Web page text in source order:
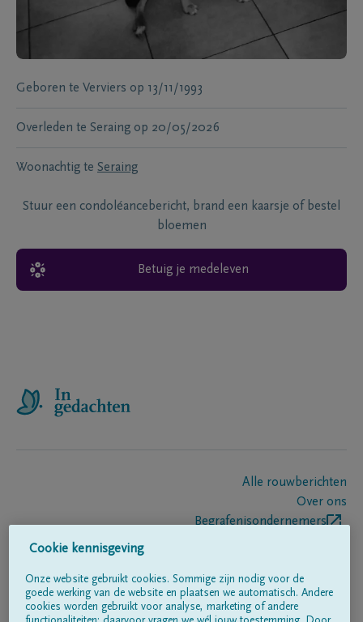
Geboren te Verviers op 13/11/1993
Overleden te Seraing op 20/05/2026
Woonachtig te Seraing
Stuur een condoléancebericht, brand een kaarsje of bestel
bloemen
Betuig je medeleven
Alle rouwberichten
Over ons
Begrafenisondernemers
Volg ons op
Cookie kennisgeving
Onze website gebruikt cookies. Sommige zijn nodig voor de
goede werking van de website en plaatsen we automatisch. Andere
cookies worden gebruikt voor analyse, marketing of andere